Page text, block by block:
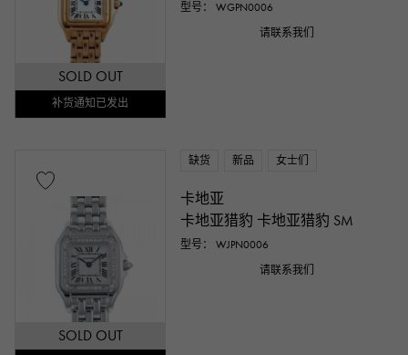
SOLD OUT
补货通知已发出
型号： WGPN0006
请联系我们
SOLD OUT
缺货 新品 女士们
卡地亚
卡地亚猎豹 卡地亚猎豹 SM
型号： WJPN0006
请联系我们